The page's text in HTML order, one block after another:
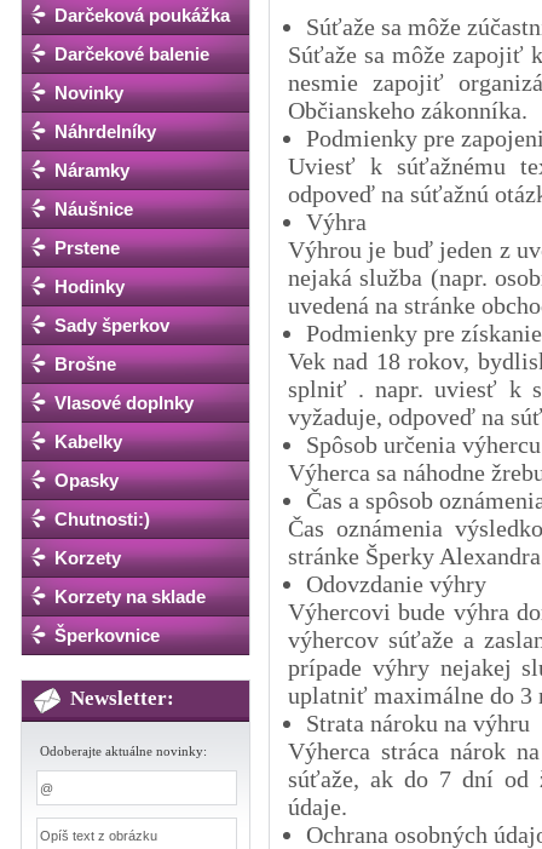
Darčeková poukážka
Darčekové balenie
Novinky
Náhrdelníky
Náramky
Náušnice
Prstene
Hodinky
Sady šperkov
Brošne
Vlasové doplnky
Kabelky
Opasky
Chutnosti:)
Korzety
Korzety na sklade
Šperkovnice
Newsletter:
Odoberajte aktuálne novinky:
Súťaže sa môže
Súťaže sa môže zapojiť
nesmie zapojiť
Občianskeho zákonníka.
Podmienky pre
Uviesť k súťažnému
odpoveď na súťažnú
Výhra
Výhrou je buď jeden z
nejaká služba (napr.
uvedená na stránke
Podmienky pre
Vek nad 18 rokov,
splniť . napr. uviesť k
vyžaduje, odpoveď na
Spôsob určenia
Výherca sa náhodne
Čas a spôsob
Čas oznámenia
stránke Šperky
Odovzdanie výhry
Výhercovi bude výhra
výhercov súťaže a
prípade výhry nejakej
uplatniť maximálne do 3
Strata nároku na výhru
Výherca stráca nárok
súťaže, ak do 7 dní od
údaje.
Ochrana osobných